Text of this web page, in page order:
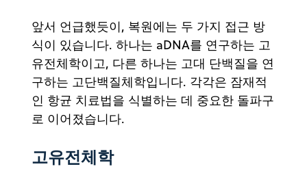
앞서 언급했듯이, 복원에는 두 가지 접근 방
식이 있습니다. 하나는 aDNA를 연구하는 고
유전체학이고, 다른 하나는 고대 단백질을 연
구하는 고단백질체학입니다. 각각은 잠재적
인 항균 치료법을 식별하는 데 중요한 돌파구
로 이어졌습니다.
고유전체학